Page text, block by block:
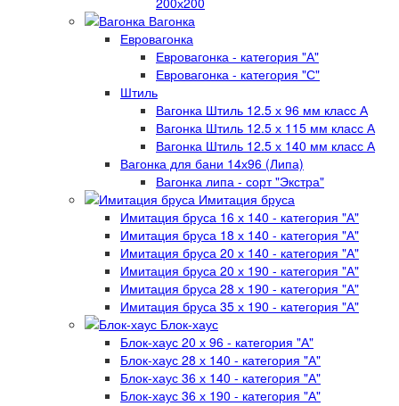
Вагонка
Евровагонка
Евровагонка - категория "А"
Евровагонка - категория "С"
Штиль
Вагонка Штиль 12.5 х 96 мм класс А
Вагонка Штиль 12.5 х 115 мм класс А
Вагонка Штиль 12.5 х 140 мм класс А
Вагонка для бани 14х96 (Липа)
Вагонка липа - сорт "Экстра"
Имитация бруса
Имитация бруса 16 х 140 - категория "А"
Имитация бруса 18 х 140 - категория "А"
Имитация бруса 20 х 140 - категория "А"
Имитация бруса 20 х 190 - категория "А"
Имитация бруса 28 х 190 - категория "А"
Имитация бруса 35 х 190 - категория "А"
Блок-хаус
Блок-хаус 20 х 96 - категория "А"
Блок-хаус 28 х 140 - категория "А"
Блок-хаус 36 х 140 - категория "А"
Блок-хаус 36 х 190 - категория "А"